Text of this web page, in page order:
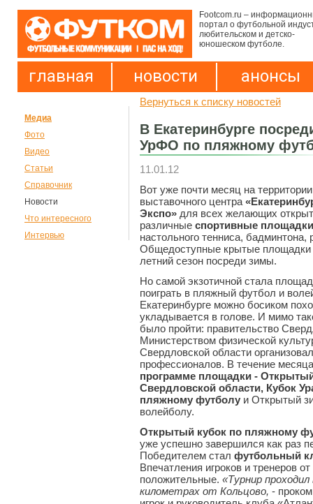
Footcom.ru –
портал о футбольной
любительском и детско-
юношеском футболе.
главная новости анонсы
Медиа
Фото
Видео
Статьи
Справочник
Новости
Что интересного
Интервью
Вернуться к списку новостей
В Екатеринбурге
УрФО по пляжному
11.01.12
Вот уже почти месяц на территории
выставочного центра
Экспо» для всех желающих
различные спортивные
настольного тенниса,
Общедоступные крытые площадки
летний сезон посреди зимы.
Но самой экзотичной стала
поиграть в пляжный футбол и
Екатеринбурге можно босиком
укладывается в голове. И мимо
было пройти: правительство
Министерством физической
Свердловской области
профессионалов. В течение
программе площадки -
Свердловской области, Кубок
пляжному футболу и Открытый
волейболу.
Открытый кубок по пляжному
уже успешно завершился как раз
Победителем стал футбольный
Впечатления игроков и тренеров
положительные. «Турнир
километрах от Кольцово, -